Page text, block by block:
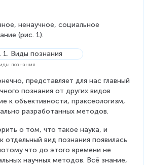
ненаучное, социальное
(рис. 1).
познания
представляет для нас главный
познания от других видов
к объективности, праксеологизм,
разработанных методов.
о том, что такое наука, и
отдельный вид познания появилась
что до этого времени не
научных методов. Всё знание,